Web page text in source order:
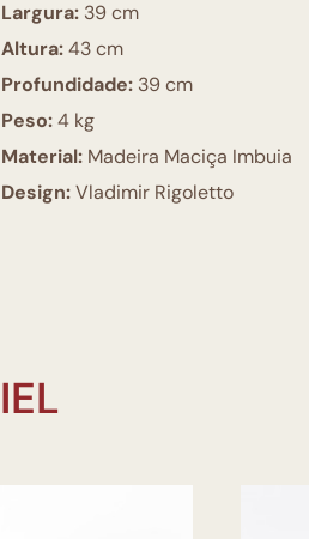
Largura: 39 cm
Altura:43 cm
Profundidade: 39 cm
Peso:4 kg
Material: Madeira Maciça Imbuia
Design:Vladimir Rigoletto